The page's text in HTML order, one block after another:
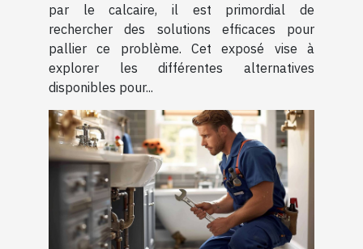
par le calcaire, il est primordial de
rechercher des solutions efficaces pour
pallier ce problème. Cet exposé vise à
explorer les différentes alternatives
disponibles pour...